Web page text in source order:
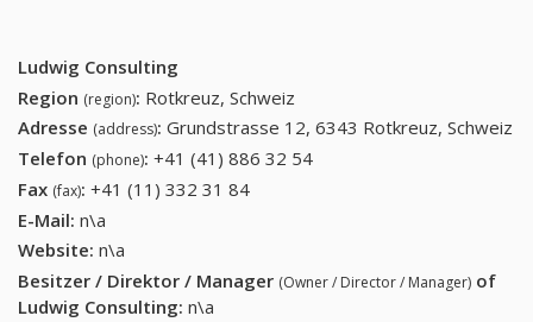
Ludwig Consulting
Region (region): Rotkreuz, Schweiz
Adresse (address): Grundstrasse 12, 6343 Rotkreuz, Schweiz
Telefon (phone): +41 (41) 886 32 54
Fax (fax): +41 (11) 332 31 84
E-Mail: n\a
Website: n\a
Besitzer / Direktor / Manager (Owner / Director / Manager) of
Ludwig Consulting: n\a